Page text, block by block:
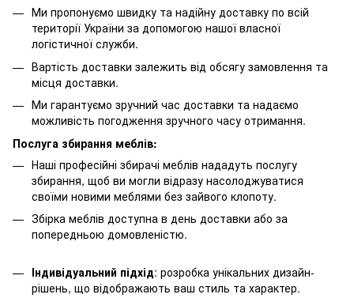
Ми пропонуємо швидку та надійну доставку по всій
території України за допомогою нашої власної
логістичної служби.
Вартість доставки залежить від обсягу замовлення та
місця доставки.
Ми гарантуємо зручний час доставки та надаємо
можливість погодження зручного часу отримання.
Послуга збирання меблів:
Наші професійні збирачі меблів нададуть послугу
збирання, щоб ви могли відразу насолоджуватися
своїми новими меблями без зайвого клопоту.
Збірка меблів доступна в день доставки або за
попередньою домовленістю.
Індивідуальний підхід: розробка унікальних дизайн-
рішень, що відображають ваш стиль та характер.